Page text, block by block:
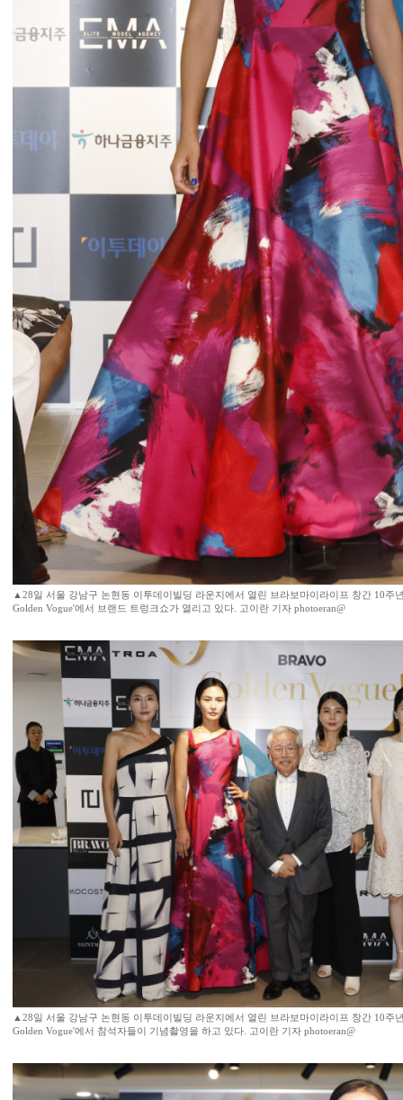
▲28일 서울 강남구 논현동 이투데이빌딩 라운지에서 열린 브라보마이라이프 창간 10주
Golden Vogue'에서 브랜드 트렁크쇼가 열리고 있다. 고이란 기자 photoeran@
▲28일 서울 강남구 논현동 이투데이빌딩 라운지에서 열린 브라보마이라이프 창간 10주
Golden Vogue'에서 참석자들이 기념촬영을 하고 있다. 고이란 기자 photoeran@